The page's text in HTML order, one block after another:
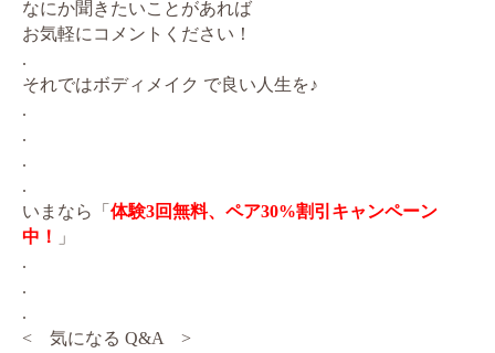
なにか聞きたいことがあれば
お気軽にコメントください！
.
それではボディメイク で良い人生を♪
.
.
.
.
いまなら「 体験3回無料、ペア30%割引キャンペーン
中！
」
.
.
.
< 気になる Q&A >